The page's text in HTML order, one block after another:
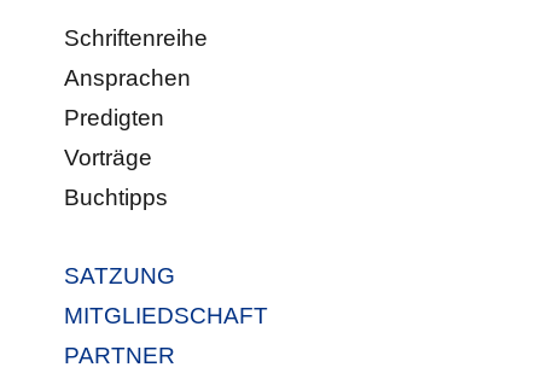
Schriftenreihe
Ansprachen
Predigten
Vorträge
Buchtipps
SATZUNG
MITGLIEDSCHAFT
PARTNER